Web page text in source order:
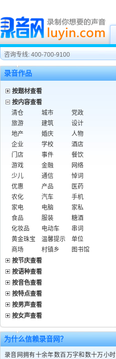
咨询专线: 400-700-9100
录音作品
按题材查看
按内容查看
清仓
城市
党政
旅游
建筑
设计
地产
婚庆
人物
企业
学校
酒店
门店
事件
餐饮
游戏
金融
网络
少儿
通信
悼词
优惠
产品
医药
农化
汽车
手机
家电
电脑
家私
食品
服装
糖酒
化妆品
电动车
串词
黄金珠宝
温馨提示
单位
商场
村镇乡
图书馆
按节庆查看
按语种查看
按音色查看
按特点查看
按男声查看
按女声查看
为什么信赖录音网？
录音网拥有十余年数百万字和数十万小时